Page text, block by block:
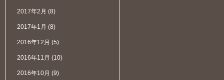
2017年2月 (8)
2017年1月 (8)
2016年12月 (5)
2016年11月 (10)
2016年10月 (9)